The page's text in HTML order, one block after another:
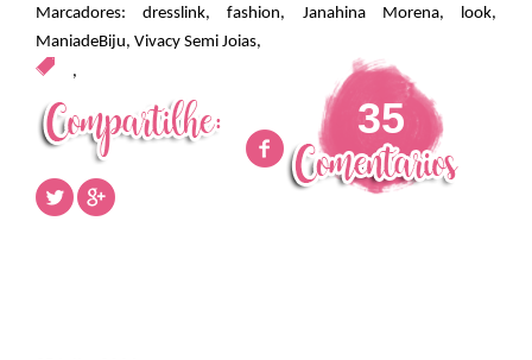
Marcadores:dresslink,fashion, Janahina Morena, look,
ManiadeBiju, Vivacy Semi Joias,
,
35